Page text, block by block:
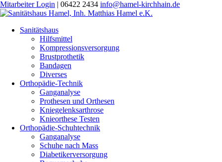
Mitarbeiter Login | 06422 2434 info@hamel-kirchhain.de
Sanitätshaus
Hilfsmittel
Kompressionsversorgung
Brustprothetik
Bandagen
Diverses
Orthopädie-Technik
Ganganalyse
Prothesen und Orthesen
Kniegelenksarthrose
Knieorthese Testen
Orthopädie-Schuhtechnik
Ganganalyse
Schuhe nach Mass
Diabetikerversorgung